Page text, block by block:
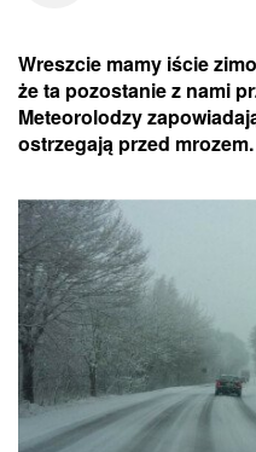
Wreszcie mamy iście
że ta pozostanie z nami
Meteorolodzy
ostrzegają przed mrozem.